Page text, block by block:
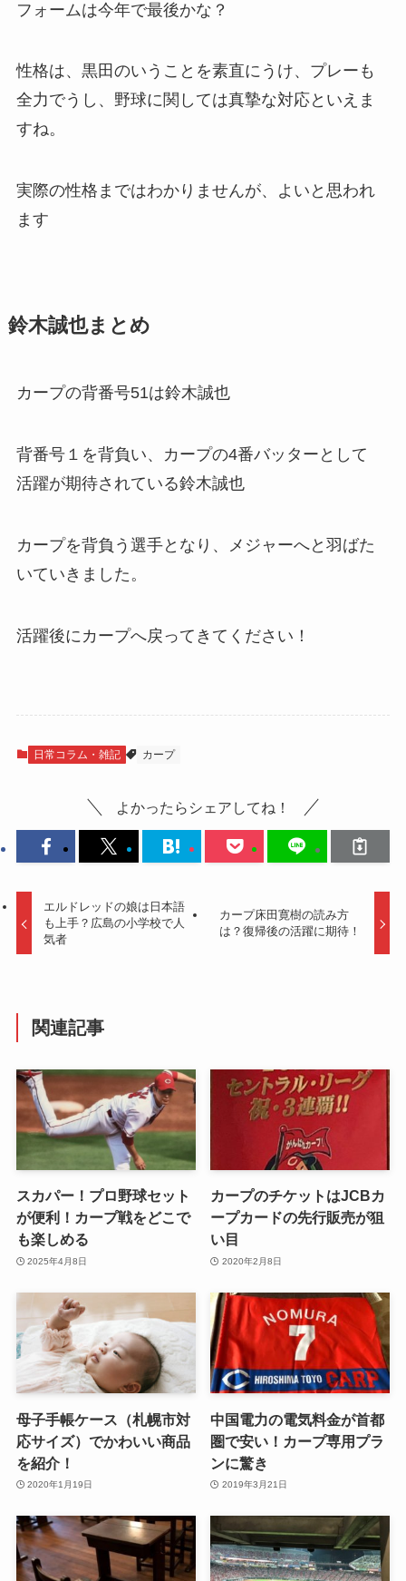
フォームは今年で最後かな？
性格は、黒田のいうことを素直にうけ、プレーも
全力でうし、野球に関しては真摯な対応といえま
すね。
実際の性格まではわかりませんが、よいと思われ
ます
鈴木誠也まとめ
カープの背番号51は鈴木誠也
背番号１を背負い、カープの4番バッターとして
活躍が期待されている鈴木誠也
カープを背負う選手となり、メジャーへと羽ばた
いていきました。
活躍後にカープへ戻ってきてください！
日常コラム・雑記 カープ
よかったらシェアしてね！
エルドレッドの娘は日本語
も上手？広島の小学校で人
気者
カープ床田寛樹の読み方
は？復帰後の活躍に期待！
関連記事
スカパー！プロ野球セット
が便利！カープ戦をどこで
も楽しめる
2025年4月8日
カープのチケットはJCBカ
ープカードの先行販売が狙
い目
2020年2月8日
母子手帳ケース（札幌市対
応サイズ）でかわいい商品
を紹介！
2020年1月19日
中国電力の電気料金が首都
圏で安い！カープ専用プラ
ンに驚き
2019年3月21日